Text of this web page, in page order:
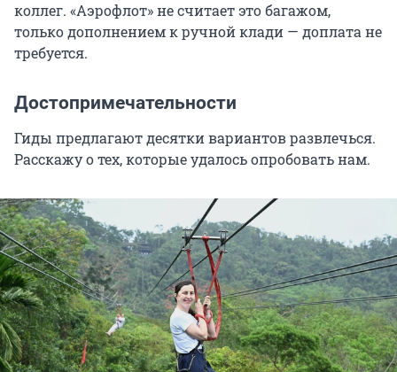
коллег. «Аэрофлот» не считает это багажом,
только дополнением к ручной клади — доплата не
требуется.
Достопримечательности
Гиды предлагают десятки вариантов развлечься.
Расскажу о тех, которые удалось опробовать нам.